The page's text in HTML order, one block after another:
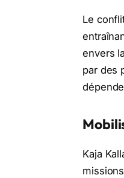
Le
envers la
par des
Kaja